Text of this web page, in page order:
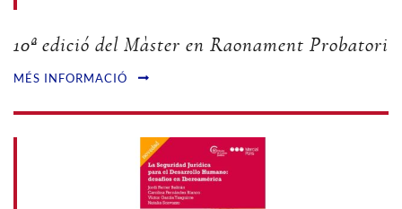
10ª edició del Màster en Raonament Probatori
MÉS INFORMACIÓ